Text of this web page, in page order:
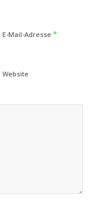
E-Mail-Adresse *
Website